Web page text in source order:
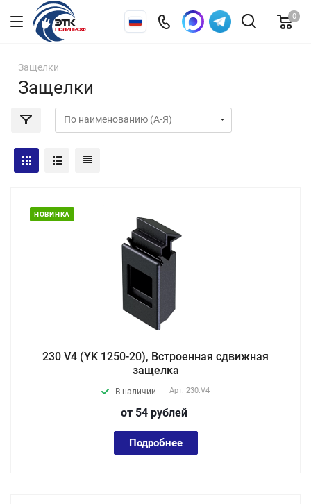
0
Защелки
Защелки
НОВИНКА
230 V4 (YK 1250-20), Встроенная cдвижная
защелка
В наличии Арт. 230.V4
от 54 рублей
Подробнее